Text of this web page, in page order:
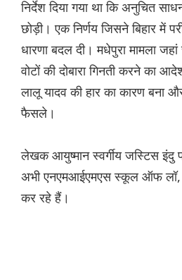
निर्देश दिया गया था कि अनुचित
छोड़ी। एक निर्णय जिसने बिहार में
धारणा बदल दी। मधेपुरा मामला
वोटों की दोबारा गिनती करने का
लालू यादव की हार का कारण बना
फैसले।
लेखक आयुष्मान स्वर्गीय जस्टिस इंदु
अभी एनएमआईएमएस स्कूल ऑफ लॉ,
कर रहे हैं।